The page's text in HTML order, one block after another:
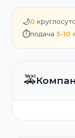
🌙0
⏱️подача 5-10
🚕